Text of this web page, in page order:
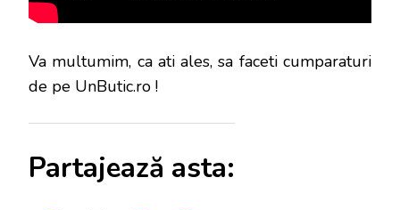
Va multumim, ca ati ales, sa faceti cumparaturi
de pe UnButic.ro !
Partajează asta: